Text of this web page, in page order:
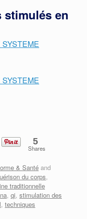
en
5
Shares
& Santé and
du corps,
traditionnelle
, qi, stimulation des
, techniques